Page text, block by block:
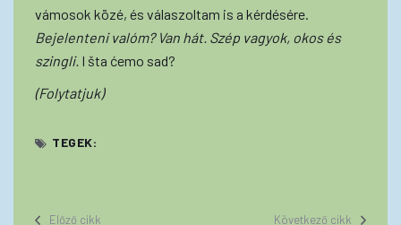
vámosok közé, és válaszoltam is a kérdésére.
Bejelenteni valóm? Van hát. Szép vagyok, okos és
szingli. I šta ćemo sad?
(Folytatjuk)
TEGEK:
Előző cikk Következő cikk